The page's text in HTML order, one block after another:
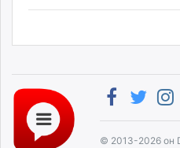
© 2013-2026 он